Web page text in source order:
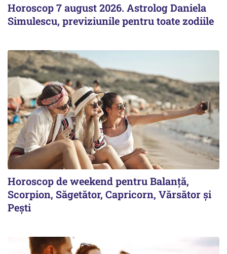
Horoscop 7 august 2026. Astrolog Daniela
Simulescu, previziunile pentru toate zodiile
Horoscop de weekend pentru Balanță,
Scorpion, Săgetător, Capricorn, Vărsător și
Pești